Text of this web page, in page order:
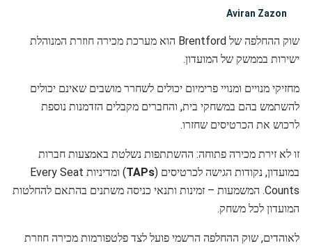
Aviran Zazon
שוק ההחלפה של Brentford הוא מערכת מכירה חוזרת המנוהלת
ישירות בממשק של המועדון.
מחזיקי מנויים ומנויי פרימיום יכולים לשחרר מושבים שאינם יכולים
להשתמש בהם במשחקי בית, והחברים מקבלים הזדמנות נוספת
לרכוש את הכרטיסים שחזרו.
זו לא זירת מכירה פתוחה: ההשתתפות נשלטת באמצעות חברות
במועדון, נקודות הגישה לכרטיסים (TAPs
) ומדיניות Every Seat
Counts. המשמעות – זמינות ותנאי כניסה משתנים בהתאם להחלטות
המועדון לכל משחק.
לאוהדים, שוק ההחלפה הרשמי פועל לצד פלטפורמות מכירה חוזרת